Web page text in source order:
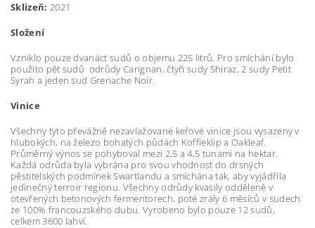
Sklizeň: 2021
Složení
Vzniklo pouze dvanáct sudů o objemu 225 litrů. Pro smíchání bylo
použito pět sudů odrůdy Carignan, čtyři sudy Shiraz, 2 sudy Petit
Syrah a jeden sud Grenache Noir.
Vinice
Všechny tyto převážně nezavlažované keřové vinice jsou vysazeny v
hlubokých, na železo bohatých půdách Koffieklip a Oakleaf.
Průměrný výnos se pohyboval mezi 2,5 a 4,5 tunami na hektar.
Každá odrůda byla vybrána pro svou vhodnost do drsných
pěstitelských podmínek Swartlandu a smíchána tak, aby vyjádřila
jedinečný terroir regionu. Všechny odrůdy kvasily odděleně v
otevřených betonových fermentorech, poté zrály 6 měsíců v sudech
ze 100% francouzského dubu. Vyrobeno bylo pouze 12 sudů,
celkem 3600 lahví.